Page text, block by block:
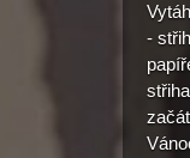
-